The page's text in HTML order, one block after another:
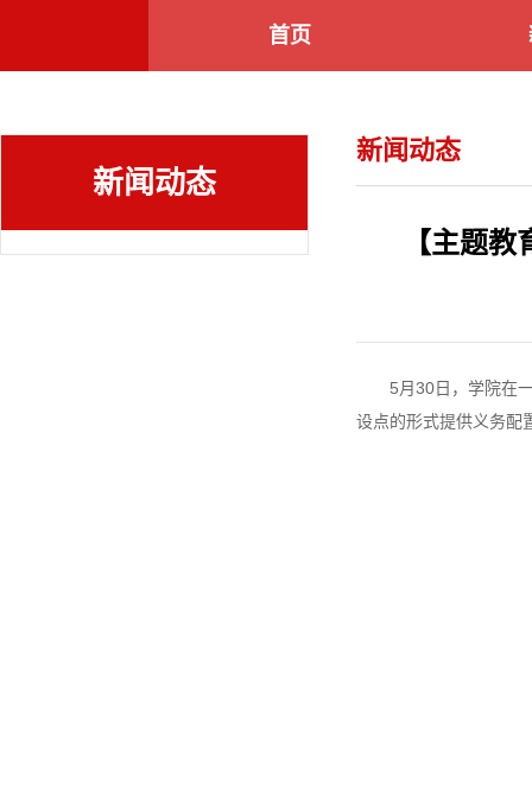
首页
新闻动态
新闻动态
【主题
5月30日，学院在
设点的形式提供义务配